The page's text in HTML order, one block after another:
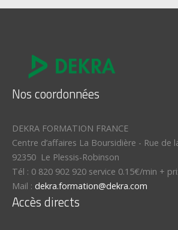
Nos coordonnées
DEKRA FORMATION FRANCE
Centre d’affaires La Boursidière - Rue de
92350 Le Plessis-Robinson
Tél : 0 820 902 920 service 0.15€/min +
Mail : dekra.formation@dekra.com
Accès directs